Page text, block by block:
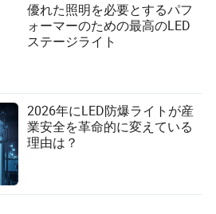
優れた照明を必要とするパフ
ォーマーのための最高のLED
ステージライト
2026年にLED防爆ライトが産
業安全を革命的に変えている
理由は？